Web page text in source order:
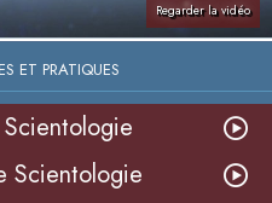
Regarder la vidéo
ET PRATIQUES
Scientologie